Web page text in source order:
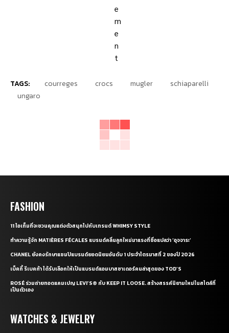
TAGS: courreges crocs mugler
schiaparelli
ungaro
FASHION
11 ไอเท็มที่จะชวนคุณแต่งตัวสนุกไปกับเทรนด์ WHIMSY STYLE
ทำความรู้จัก MATIÈRES FÉCALES แบรนด์คลื่นลูกใหม่มาแรงที่ชื่อแปลว่า ‘อุจจาระ’
CHANEL ยังคงรักษาแชมป์แบรนด์ยอดนิยมอันดับ 1 ประจำไตรมาสที่ 2 ของปี 2026
เบ็คกี้ รีเบคก้า ได้รับเลือกให้เป็นแบรนด์แอมบาสซาเดอร์คนล่าสุดของ TOD’S
ROSÉ ร่วมถ่ายทอดแคมเปญ LEVI’S® กับ KEEP IT LOOSE. สร้างสรรค์นิยามใหม่ในสไตล์ที่
เป็นตัวเอง
WATCHES & JEWELRY